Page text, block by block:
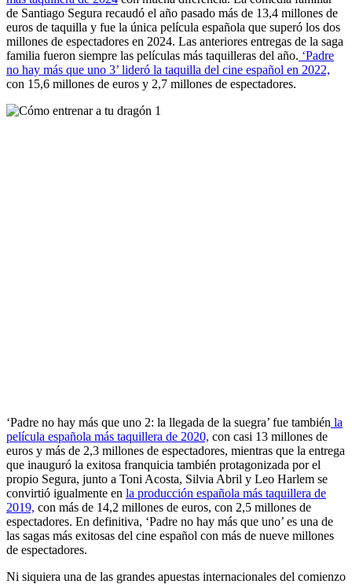
de Santiago Segura recaudó el año pasado más de 13,4 millones de
euros de taquilla y fue la única película española que superó los dos
millones de espectadores en 2024. Las anteriores entregas de la saga
familia fueron siempre las películas más taquilleras del año. ‘Padre
no hay más que uno 3’ lideró la taquilla del cine español en 2022,
con 15,6 millones de euros y 2,7 millones de espectadores.
‘Padre no hay más que uno 2: la llegada de la suegra’ fue también la
película española más taquillera de 2020, con casi 13 millones de
euros y más de 2,3 millones de espectadores, mientras que la entrega
que inauguró la exitosa franquicia también protagonizada por el
propio Segura, junto a Toni Acosta, Silvia Abril y Leo Harlem se
convirtió igualmente en la producción española más taquillera de
2019, con más de 14,2 millones de euros, con 2,5 millones de
espectadores. En definitiva, ‘Padre no hay más que uno’ es una de
las sagas más exitosas del cine español con más de nueve millones
de espectadores.
Ni siquiera una de las grandes apuestas internacionales del comienzo